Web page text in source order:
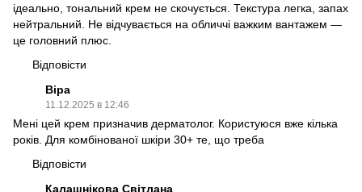
ідеально, тональний крем не скочується. Текстура легка, запах
нейтральний. Не відчувається на обличчі важким вантажем —
це головний плюс.
Відповісти
Віра
11.12.2025 в 12:46
Мені цей крем призначив дерматолог. Користуюся вже кілька
років. Для комбінованої шкіри 30+ те, що треба
Відповісти
Калашнікова Світлана